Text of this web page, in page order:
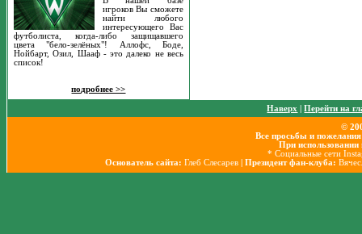
игроков Вы сможете
найти любого
интересующего Вас
футболиста, когда-либо защищавшего
цвета "бело-зелёных"! Аллофс, Боде,
Нойбарт, Озил, Шааф - это далеко не весь
список!
подробнее >>
Наверх |Перейти на
©
Все просьбы и
При использовании
* Социальные сети
Основатель сайта: Глеб Слесарев | Президент фан-клуба: